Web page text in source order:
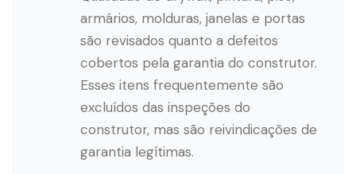
armários, molduras, janelas e portas
são revisados quanto a defeitos
cobertos pela garantia do construtor.
Esses itens frequentemente são
excluídos das inspeções do
construtor, mas são reivindicações de
garantia legítimas.